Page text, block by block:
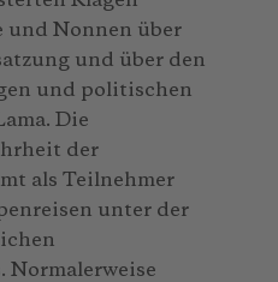
und Nonnen über
und über den
und politischen
Die
der
als Teilnehmer
unter der
Normalerweise